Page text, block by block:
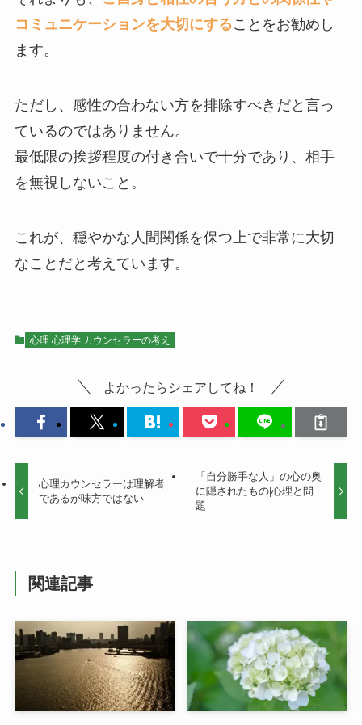
コミュニケーションを大切にすることをお勧めし
ます。
ただし、感性の合わない方を排除すべきだと言っ
ているのではありません。
最低限の挨拶程度の付き合いで十分であり、相手
を無視しないこと。
これが、穏やかな人間関係を保つ上で非常に大切
なことだと考えています。
心理 心理学 カウンセラーの考え
よかったらシェアしてね！
心理カウンセラーは理解者
であるが味方ではない
「自分勝手な人」の心の奥
に隠されたもの|心理と問
題
関連記事